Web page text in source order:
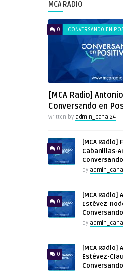
MCA RADIO
0 CONVERSANDO EN
[MCA Radio]
Conversando en
Written by admin_canal24
0
[MCA Radio]
Cabanillas-
by
0
[MCA Radio]
Estévez-
by
0
[MCA Radio]
Estévez-